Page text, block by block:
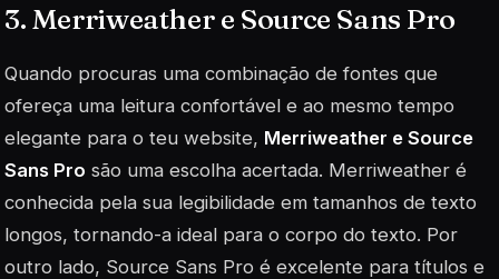
3. Merriweather e Source Sans Pro
Quando procuras uma combinação de fontes que
ofereça uma leitura confortável e ao mesmo tempo
elegante para o teu website, Merriweather e Source
Sans Pro são uma escolha acertada. Merriweather é
conhecida pela sua legibilidade em tamanhos de texto
longos, tornando-a ideal para o corpo do texto. Por
outro lado, Source Sans Pro é excelente para títulos e